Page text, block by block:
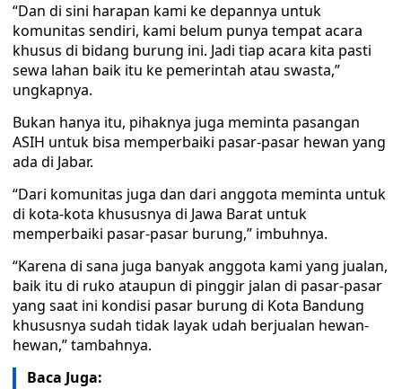
“Dan di sini harapan kami ke depannya untuk
komunitas sendiri, kami belum punya tempat acara
khusus di bidang burung ini. Jadi tiap acara kita pasti
sewa lahan baik itu ke pemerintah atau swasta,”
ungkapnya.
Bukan hanya itu, pihaknya juga meminta pasangan
ASIH untuk bisa memperbaiki pasar-pasar hewan yang
ada di Jabar.
“Dari komunitas juga dan dari anggota meminta untuk
di kota-kota khususnya di Jawa Barat untuk
memperbaiki pasar-pasar burung,” imbuhnya.
“Karena di sana juga banyak anggota kami yang jualan,
baik itu di ruko ataupun di pinggir jalan di pasar-pasar
yang saat ini kondisi pasar burung di Kota Bandung
khususnya sudah tidak layak udah berjualan hewan-
hewan,” tambahnya.
Baca Juga: